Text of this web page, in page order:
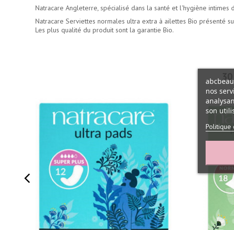
Natracare Angleterre, spécialisé dans la santé et l'hygiène intimes
Natracare Serviettes normales ultra extra à ailettes Bio présenté
Les plus qualité du produit sont la garantie Bio.
nos
son
Politique